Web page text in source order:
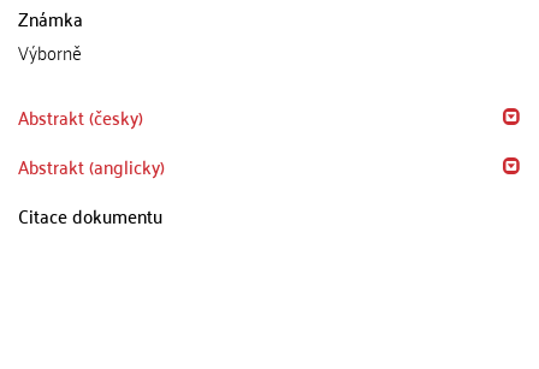
Známka
Výborně
Abstrakt (česky)
Abstrakt (anglicky)
Citace dokumentu